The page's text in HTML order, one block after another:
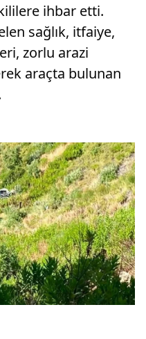
ihbar etti.
sağlık, itfaiye,
zorlu arazi
araçta bulunan